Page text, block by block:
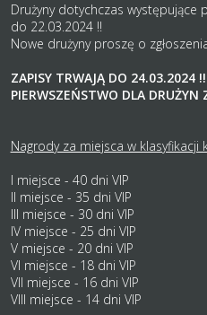
Drużyny dotychczas
do 22.03.2024 !!
Nowe drużyny proszę o
ZAPISY TRWAJĄ DO 24.03.2024 !!
PIERWSZEŃSTWO DLA
Nagrody za miejsca w klasyfikacji
I miejsce - 40 dni VIP
II miejsce - 35 dni VIP
III miejsce - 30 dni VIP
IV miejsce - 25 dni VIP
V miejsce - 20 dni VIP
VI miejsce - 18 dni VIP
VII miejsce - 16 dni VIP
VIII miejsce - 14 dni VIP